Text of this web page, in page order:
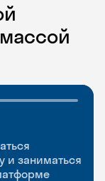
и заниматься
где
практики